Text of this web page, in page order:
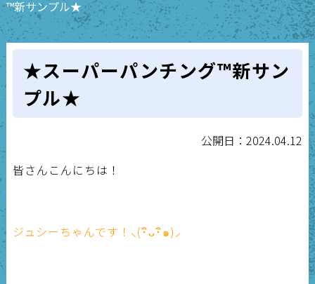
™新サンプル★
★スーパーパンチング™新サン
プル★
公開日：2024.04.12
皆さんこんにちは！
ジュシーちゃんです！⸜(･ิᴗ･ิ๑)⸝